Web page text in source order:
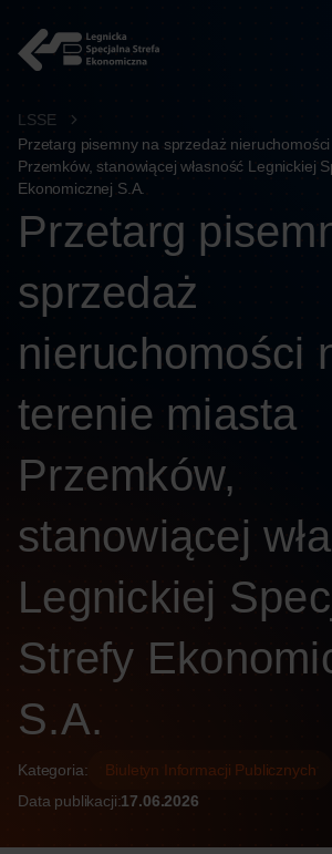
treści
LSSE
Przetarg pisemny na sprzedaż
Przemków, stanowiącej własność Legnickiej
Ekonomicznej S.A.
Przetarg
sprzedaż
nieruchomości
terenie miasta
Przemków,
stanowiącej
Legnickiej
Strefy
S.A.
Kategoria:
Biuletyn Informacji Publicznych
Data publikacji:17.06.2026